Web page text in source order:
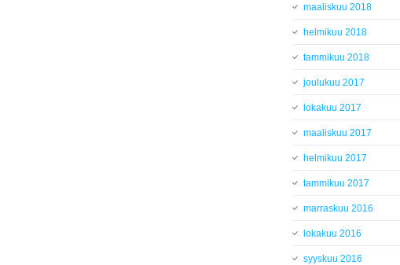
maaliskuu 2018
helmikuu 2018
tammikuu 2018
joulukuu 2017
lokakuu 2017
maaliskuu 2017
helmikuu 2017
tammikuu 2017
marraskuu 2016
lokakuu 2016
syyskuu 2016